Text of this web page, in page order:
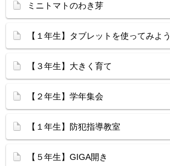
ミニトマトのわき芽
【１年生】タブレットを使ってみよう
【３年生】大きく育て
【２年生】学年集会
【１年生】防犯指導教室
【５年生】GIGA開き